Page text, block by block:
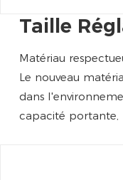
Taille
Matériau
Le nouveau
dans
capacité portante,